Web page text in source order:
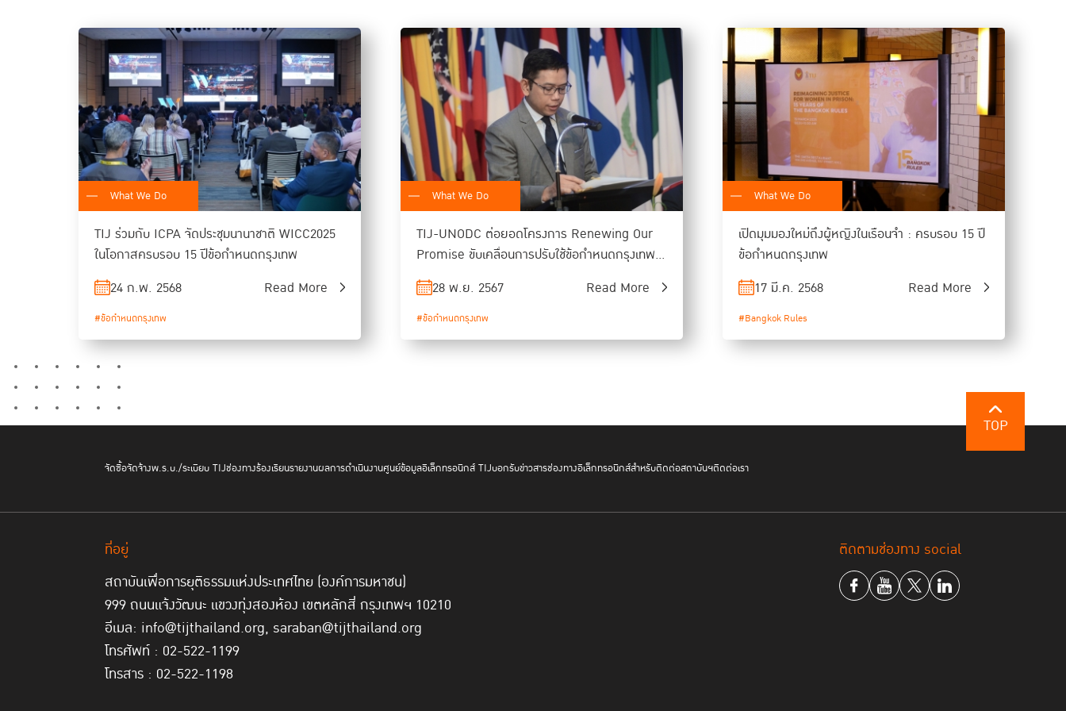
What We Do
TIJ ร่วมกับ ICPA จัดประชุมนานาชาติ WICC2025
ในโอกาสครบรอบ 15 ปีข้อกำหนดกรุงเทพ
24 ก.พ. 2568
Read More
#ข้อกำหนดกรุงเทพ
What We Do
TIJ-UNODC ต่อยอดโครงการ Renewing Our
Promise ขับเคลื่อนการปรับใช้ข้อกำหนดกรุงเทพ
ทั่วโลกที่ละตินอเมริกา
28 พ.ย. 2567 Read More
#ข้อกำหนดกรุงเทพ
What We Do
เปิดมุมมองใหม่ถึงผู้หญิงในเรือนจำ : ครบรอบ 15 ปี
ข้อกำหนดกรุงเทพ
17 มี.ค. 2568
Read More
#Bangkok Rules
TOP
จัดซื้อจัดจ้างพ.ร.บ./ระเบียบ TIJช่องทางร้องเรียนรายงานผลการดำเนินงานศูนย์ข้อมูลอิเล็กทรอนิกส์ TIJบอกรับข่าวสารช่องทางอิเล็กทรอนิกส์สำหรับติดต่อสถาบันฯติดต่อเรา
ที่อยู่
สถาบันเพื่อการยุติธรรมแห่งประเทศไทย (องค์การมหาชน)
999 ถนนแจ้งวัฒนะ แขวงทุ่งสองห้อง เขตหลักสี่ กรุงเทพฯ 10210
อีเมล: info@tijthailand.org, saraban@tijthailand.org
โทรศัพท์ : 02-522-1199
โทรสาร : 02-522-1198
ติดตามช่องทาง social